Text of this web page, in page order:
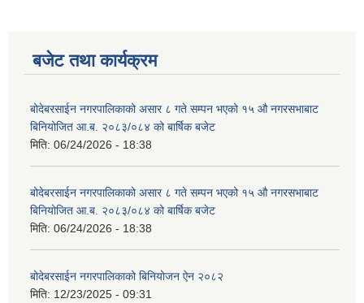
बजेट तथा कार्यक्रम
बोदेबरसाईन नगरपालिकाको असार ८ गते सम्पन भएको १५ ‍‍‍औ नगरसभाबाट
बिनियोजित आ.ब. २०८३/०८४ को बार्षिक बजेट
मिति: 06/24/2026 - 18:38
बोदेबरसाईन नगरपालिकाको असार ८ गते सम्पन भएको १५ ‍‍‍औ नगरसभाबाट
बिनियोजित आ.ब. २०८३/०८४ को बार्षिक बजेट
मिति: 06/24/2026 - 18:38
बोदेबरसाईन नगरपालिकाको बिनियोजन ऐन २०८२
मिति: 12/23/2025 - 09:31